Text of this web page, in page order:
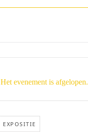
Het evenement is afgelopen.
EXPOSITIE